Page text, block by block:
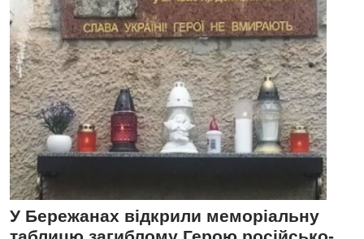
У Бережанах відкрили меморіальну